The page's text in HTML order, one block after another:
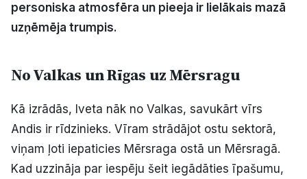
Par mums
Ziņo redakcijai
Facebook Instagram YouTube
E-avīze Abonē
personiska atmosfēra un pieeja ir lielākais mazā
uzņēmēja trumpis.
No Valkas un Rīgas uz Mērsragu
Kā izrādās, Iveta nāk no Valkas, savukārt vīrs
Andis ir rīdzinieks. Vīram strādājot ostu sektorā,
viņam ļoti iepaticies Mērsraga ostā un Mērsragā.
Kad uzzināja par iespēju šeit iegādāties īpašumu,